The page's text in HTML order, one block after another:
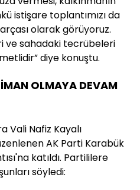
istişare toplantımızı da
olarak görüyoruz.
ve sahadaki tecrübeleri
diye konuştu.
OLMAYA DEVAM
Vali Nafiz Kayalı
AK Parti Karabük
katıldı. Partililere
söyledi: